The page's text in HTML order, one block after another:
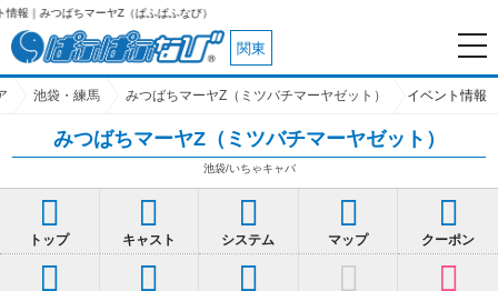
ばちマーヤZ（ぱふぱふなび）
関東
池袋・練馬 みつばちマーヤZ（ミツバチマーヤゼット） イベント情報
みつばちマーヤZ（ミツバチマーヤゼット）
池袋/いちゃキャバ
トップ キャスト システム マップ クーポン